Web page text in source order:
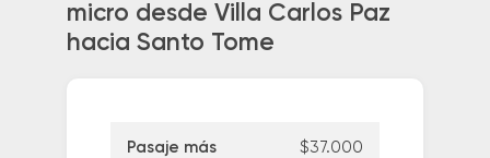
micro desde Villa Carlos Paz
hacia Santo Tome
Pasaje más
$37.000